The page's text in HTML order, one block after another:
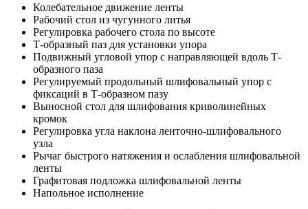
Колебательное движение ленты
Рабочий стол из чугунного литья
Регулировка рабочего стола по высоте
Т-образный паз для установки упора
Подвижный угловой упор с направляющей вдоль Т-
образного паза
Регулируемый продольный шлифовальный упор с
фиксаций в Т-образном пазу
Выносной стол для шлифования криволинейных
кромок
Регулировка угла наклона ленточно-шлифовального
узла
Рычаг быстрого натяжения и ослабления шлифовальной
ленты
Графитовая подложка шлифовальной ленты
Напольное исполнение